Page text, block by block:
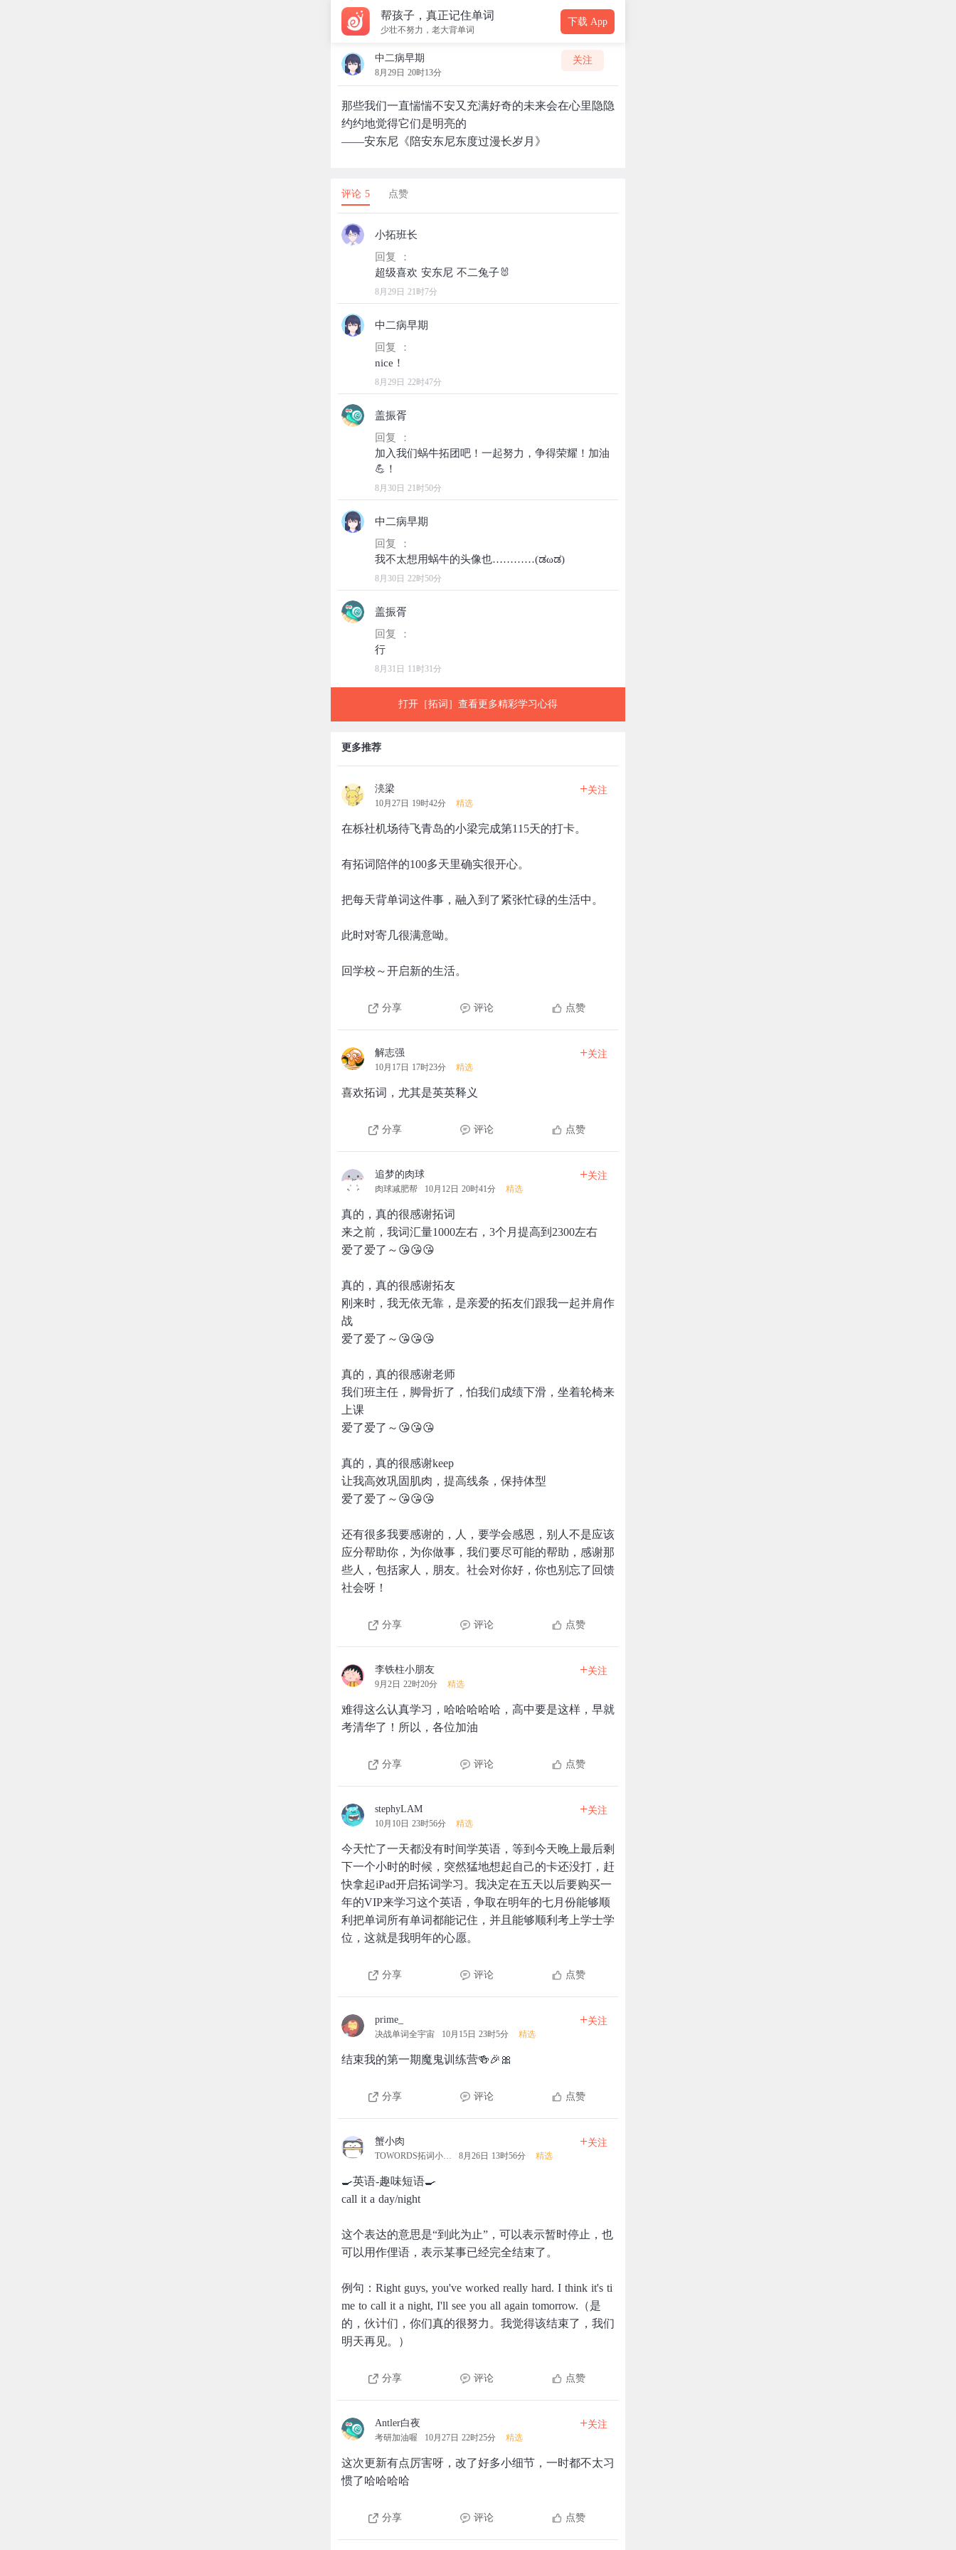
帮孩子，真正记住单词
少壮不努力，老大背单词
下载 App
中二病早期
8月29日 20时13分
关注
那些我们一直惴惴不安又充满好奇的未来会在心里隐隐
约约地觉得它们是明亮的
——安东尼《陪安东尼东度过漫长岁月》
评论 5 点赞
小拓班长
回复 ：
8月29日 21时7分
中二病早期
回复 ：
8月29日 22时47分
盖振胥
回复 ：
加入我们蜗牛拓团吧！一起努力，争得荣耀！加油
8月30日 21时50分
中二病早期
回复 ：
8月30日 22时50分
盖振胥
回复 ：
8月31日 11时31分
打开［拓词］查看更多精彩学习心得
更多推荐
湸梁
10月27日 19时42分 精选
+关注
在栎社机场待飞青岛的小梁完成第115天的打卡。
有拓词陪伴的100多天里确实很开心。
把每天背单词这件事，融入到了紧张忙碌的生活中。
此时对寄几很满意呦。
回学校～开启新的生活。
分享 评论 点赞
解志强
10月17日 17时23分 精选
+关注
喜欢拓词，尤其是英英释义
分享 评论 点赞
追梦的肉球
肉球减肥帮 10月12日 20时41分 精选
+关注
真的，真的很感谢拓词
来之前，我词汇量1000左右，3个月提高到2300左右
爱了爱了～😘😘😘
真的，真的很感谢拓友
刚来时，我无依无靠，是亲爱的拓友们跟我一起并肩作
战
爱了爱了～😘😘😘
真的，真的很感谢老师
我们班主任，脚骨折了，怕我们成绩下滑，坐着轮椅来
上课
爱了爱了～😘😘😘
真的，真的很感谢keep
让我高效巩固肌肉，提高线条，保持体型
爱了爱了～😘😘😘
还有很多我要感谢的，人，要学会感恩，别人不是应该
应分帮助你，为你做事，我们要尽可能的帮助，感谢那
些人，包括家人，朋友。社会对你好，你也别忘了回馈
社会呀！
分享 评论 点赞
李铁柱小朋友
9月2日 22时20分 精选
+关注
难得这么认真学习，哈哈哈哈哈，高中要是这样，早就
考清华了！所以，各位加油
分享 评论 点赞
stephyLAM
10月10日 23时56分 精选
+关注
今天忙了一天都没有时间学英语，等到今天晚上最后剩
下一个小时的时候，突然猛地想起自己的卡还没打，赶
快拿起iPad开启拓词学习。我决定在五天以后要购买一
年的VIP来学习这个英语，争取在明年的七月份能够顺
利把单词所有单词都能记住，并且能够顺利考上学士学
位，这就是我明年的心愿。
分享 评论 点赞
prime_
决战单词全宇宙 10月15日 23时5分 精选
+关注
结束我的第一期魔鬼训练营🍻🎉🎀
分享 评论 点赞
蟹小肉
TOWORDS拓词小营地 8月26日 13时56分 精选
+关注
🍳英语-趣味短语🍳
call it a day/night
这个表达的意思是“到此为止”，可以表示暂时停止，也
可以用作俚语，表示某事已经完全结束了。
例句：Right guys, you've worked really hard. I think it's ti
me to call it a night, I'll see you all again tomorrow.（是
的，伙计们，你们真的很努力。我觉得该结束了，我们
明天再见。）
分享 评论 点赞
Antler白夜
考研加油喔 10月27日 22时25分 精选
+关注
这次更新有点厉害呀，改了好多小细节，一时都不太习
惯了哈哈哈哈
分享 评论 点赞